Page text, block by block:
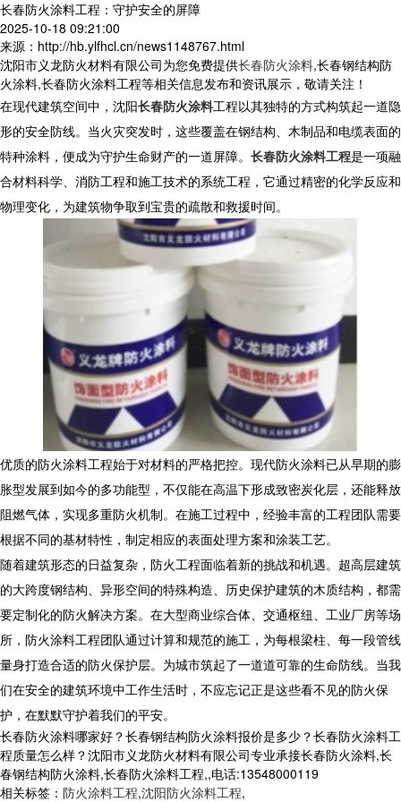
长春防火涂料工程：守护安全的屏障
2025-10-18 09:21:00
来源：http://hb.ylfhcl.cn/news1148767.html
沈阳市义龙防火材料有限公司为您免费提供长春防火涂料,长春钢结构防
火涂料,长春防火涂料工程等相关信息发布和资讯展示，敬请关注！
在现代建筑空间中，沈阳长春防火涂料工程以其独特的方式构筑起一道隐
形的安全防线。当火灾突发时，这些覆盖在钢结构、木制品和电缆表面的
特种涂料，便成为守护生命财产的一道屏障。 长春防火涂料工程是一项融
合材料科学、消防工程和施工技术的系统工程，它通过精密的化学反应和
物理变化，为建筑物争取到宝贵的疏散和救援时间。
优质的防火涂料工程始于对材料的严格把控。现代防火涂料已从早期的膨
胀型发展到如今的多功能型，不仅能在高温下形成致密炭化层，还能释放
阻燃气体，实现多重防火机制。在施工过程中，经验丰富的工程团队需要
根据不同的基材特性，制定相应的表面处理方案和涂装工艺。
随着建筑形态的日益复杂，防火工程面临着新的挑战和机遇。超高层建筑
的大跨度钢结构、异形空间的特殊构造、历史保护建筑的木质结构，都需
要定制化的防火解决方案。在大型商业综合体、交通枢纽、工业厂房等场
所，防火涂料工程团队通过计算和规范的施工，为每根梁柱、每一段管线
量身打造合适的防火保护层。为城市筑起了一道道可靠的生命防线。当我
们在安全的建筑环境中工作生活时，不应忘记正是这些看不见的防火保
护，在默默守护着我们的平安。
长春防火涂料哪家好？长春钢结构防火涂料报价是多少？长春防火涂料工
程质量怎么样？沈阳市义龙防火材料有限公司专业承接长春防火涂料,长
春钢结构防火涂料,长春防火涂料工程,,电话:13548000119
相关标签： 防火涂料工程,沈阳防火涂料工程,